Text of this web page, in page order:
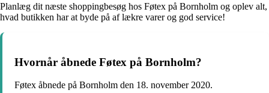
Planlæg dit næste shoppingbesøg hos Føtex på Bornholm og oplev alt,
hvad butikken har at byde på af lækre varer og god service!
Hvornår åbnede Føtex på Bornholm?
Føtex åbnede på Bornholm den 18. november 2020.